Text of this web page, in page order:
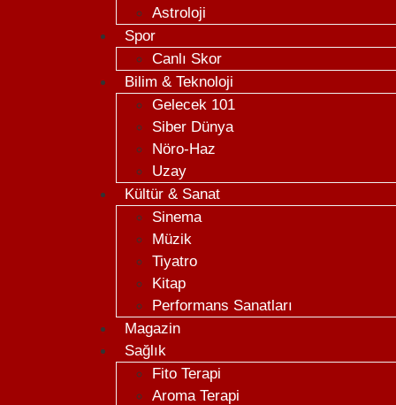
Astroloji
Spor
Canlı Skor
Bilim & Teknoloji
Gelecek 101
Siber Dünya
Nöro-Haz
Uzay
Kültür & Sanat
Sinema
Müzik
Tiyatro
Kitap
Performans Sanatları
Magazin
Sağlık
Fito Terapi
Aroma Terapi